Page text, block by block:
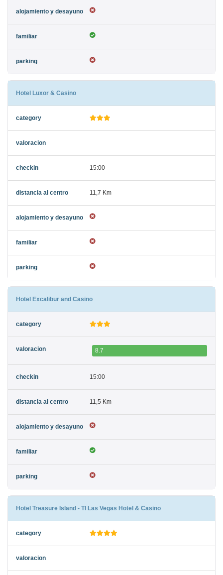
Hotel Luxor & Casino
15:00
11,7 Km
Hotel Excalibur and Casino
8.7
15:00
11,5 Km
Hotel Treasure Island - TI Las Vegas Hotel & Casino